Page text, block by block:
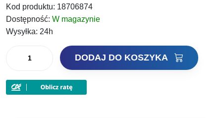
Kod produktu: 18706874
Dostępność: W magazynie
Wysyłka: 24h
Insider
DODAJ DO KOSZYKA